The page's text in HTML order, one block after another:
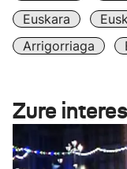
Euskara
Arrigorriaga
Zure